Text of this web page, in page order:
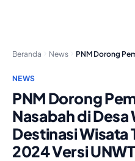
Beranda News
NEWS
PNM Dorong
Nasabah di Desa
Destinasi Wisata
2024 Versi